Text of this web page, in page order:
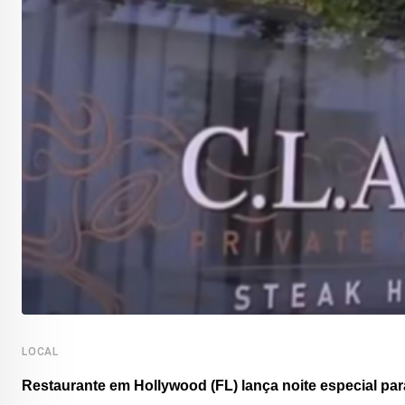
LOCAL
Restaurante em Hollywood (FL) lança noite especial